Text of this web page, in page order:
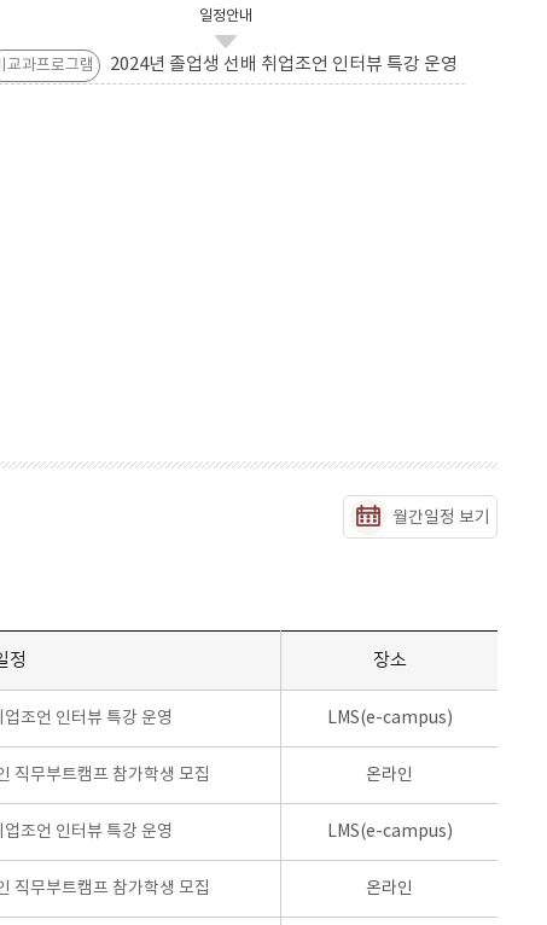
일정안내
교과프로그램 2024년 졸업생 선배 취업조언 인터뷰 특강 운영
월간일정 보기
정 장소
조언 인터뷰 특강 운영 LMS(e-campus)
직무부트캠프 참가학생 모집 온라인
조언 인터뷰 특강 운영 LMS(e-campus)
직무부트캠프 참가학생 모집 온라인